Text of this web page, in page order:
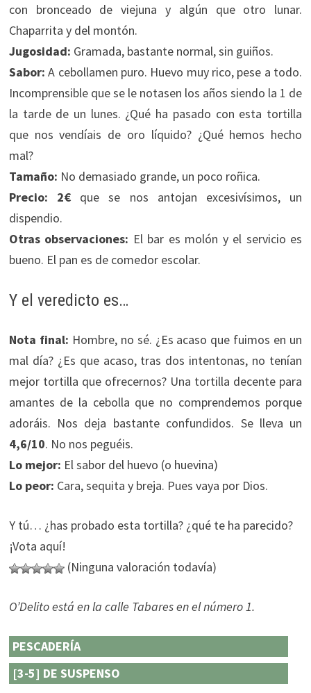
con bronceado de viejuna y algún que otro lunar.
Chaparrita y del montón.
Jugosidad: Gramada, bastante normal, sin guiños.
Sabor: A cebollamen puro. Huevo muy rico, pese a todo.
Incomprensible que se le notasen los años siendo la 1 de
la tarde de un lunes. ¿Qué ha pasado con esta tortilla
que nos vendíais de oro líquido? ¿Qué hemos hecho
mal?
Tamaño: No demasiado grande, un poco roñica.
Precio:
2€ que se nos antojan excesivísimos, un
dispendio.
Otras observaciones: El bar es molón y el servicio es
bueno. El pan es de comedor escolar.
Y el veredicto es…
Nota final: Hombre, no sé. ¿Es acaso que fuimos en un
mal día? ¿Es que acaso, tras dos intentonas, no tenían
mejor tortilla que ofrecernos? Una tortilla decente para
amantes de la cebolla que no comprendemos porque
adoráis. Nos deja bastante confundidos. Se lleva un
4,6/10. No nos peguéis.
Lo mejor: El sabor del huevo (o huevina)
Lo peor: Cara, sequita y breja. Pues vaya por Dios.
Y tú… ¿has probado esta tortilla? ¿qué te ha parecido?
¡Vota aquí!
(Ninguna valoración todavía)
O’Delito está en la calle Tabares en el número 1.
PESCADERÍA
[3-5] DE SUSPENSO